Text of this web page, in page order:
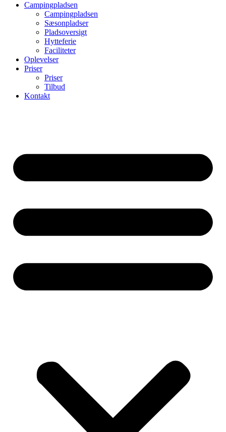
Campingpladsen
Campingpladsen
Sæsonpladser
Pladsoversigt
Hytteferie
Faciliteter
Oplevelser
Priser
Priser
Tilbud
Kontakt